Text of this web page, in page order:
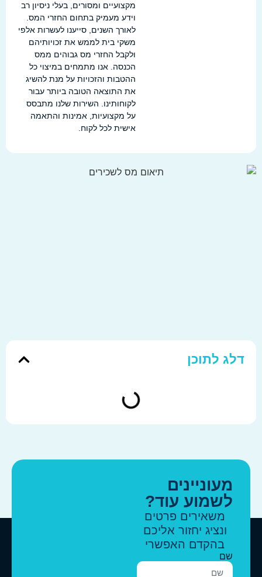
מקצועיים ומסורים, בעלי ניסיון רב
וידע מעמיק בתחום החזרי המס.
לאורך השנים, סייענו לעשרות אלפי
משקי בית לממש את זכויותיהם
ולקבל החזרי מס גבוהים ממס
הכנסה. אנו מתמחים במיצוי כל
ההטבות והזכויות על מנת להשיג
את התוצאה הטובה ביותר עבור
לקוחותינו. השירות שלנו מתבסס
על מקצועיות, אמינות והתאמה
אישית לכל לקוח.
לתוכן
מעוניינים
לשמוע עוד?
משאירים פרטים
ונציג יחזור אליכם
בהקדם האפשרי